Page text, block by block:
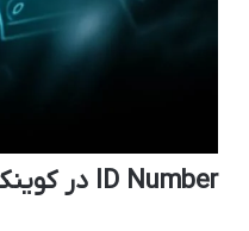
ID Number در کوینکس